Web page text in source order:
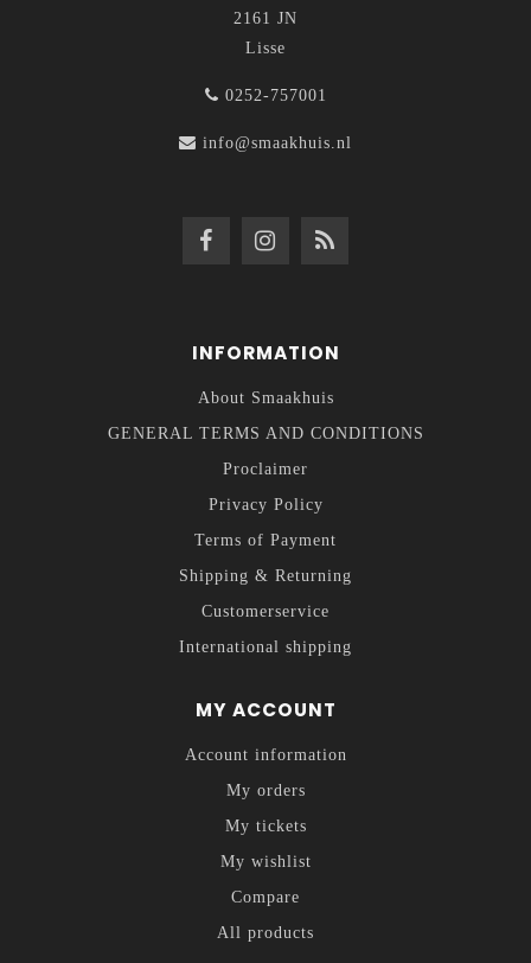
2161 JN
Lisse
0252-757001
info@smaakhuis.nl
INFORMATION
About Smaakhuis
GENERAL TERMS AND CONDITIONS
Proclaimer
Privacy Policy
Terms of Payment
Shipping & Returning
Customerservice
International shipping
MY ACCOUNT
Account information
My orders
My tickets
My wishlist
Compare
All products